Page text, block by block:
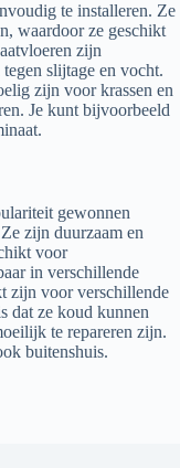
te installeren. Ze
waardoor ze geschikt
zijn
slijtage en vocht.
zijn voor krassen en
Je kunt bijvoorbeeld
gewonnen
zijn duurzaam en
voor
in verschillende
zijn voor verschillende
dat ze koud kunnen
te repareren zijn.
buitenshuis.